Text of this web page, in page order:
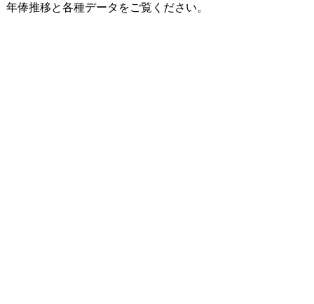
年俸推移と各種データをご覧ください。